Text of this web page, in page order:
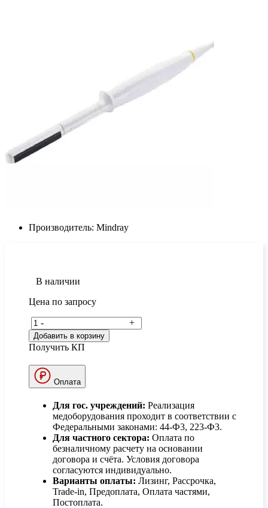
Производитель: Mindray
В наличии
Цена по запросу
- +
Добавить в корзину
Получить КП
Оплата
Для гос. учреждений: Реализация
медоборудования проходит в соответствии с
Федеральными законами: 44-Ф3, 223-Ф3.
Для частного сектора: Оплата по
безналичному расчету на основании
договора и счёта. Условия договора
согласуются индивидуально.
Варианты оплаты: Лизинг, Рассрочка,
Trade-in, Предоплата, Оплата частями,
Постоплата.